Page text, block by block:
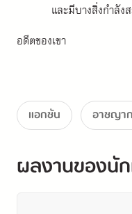
และมีบางสิ่งกำลัง
อดีตของเขา
เพื่อไม่ให้เป็นฝ่า
คนนี้ก่อน
ทำให้ต้องขอความ
สมาชิกจากหน่วย
แอกชัน อาชญา
ผลงานของนั